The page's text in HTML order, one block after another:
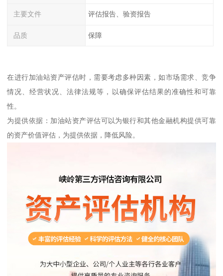
主要文件 评估报告、验资报告
品质 保障
在进行加油站资产评估时，需要考虑多种因素，如市场需求、竞争
情况、经营状况、法律法规等，以确保评估结果的准确性和可靠
性。
为提供依据：加油站资产评估可以为银行和其他金融机构提供可靠
的资产价值评估，为提供依据，降低风险。